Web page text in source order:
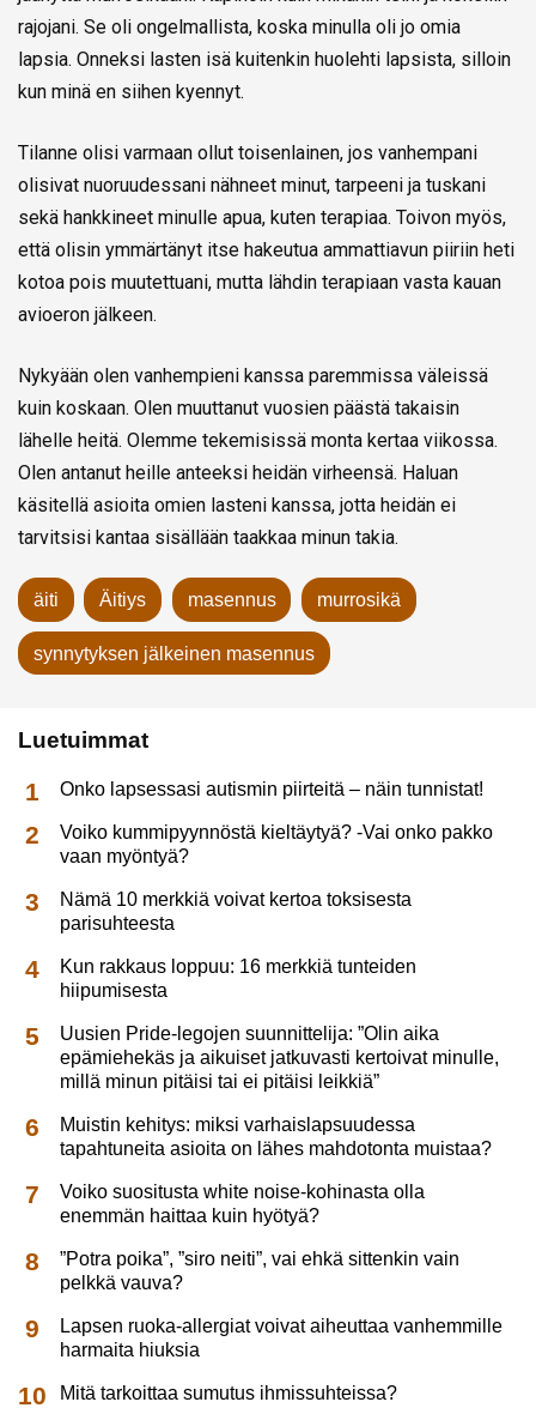
rajojani. Se oli ongelmallista, koska minulla oli jo omia
lapsia. Onneksi lasten isä kuitenkin huolehti lapsista, silloin
kun minä en siihen kyennyt.
Tilanne olisi varmaan ollut toisenlainen, jos vanhempani
olisivat nuoruudessani nähneet minut, tarpeeni ja tuskani
sekä hankkineet minulle apua, kuten terapiaa. Toivon myös,
että olisin ymmärtänyt itse hakeutua ammattiavun piiriin heti
kotoa pois muutettuani, mutta lähdin terapiaan vasta kauan
avioeron jälkeen.
Nykyään olen vanhempieni kanssa paremmissa väleissä
kuin koskaan. Olen muuttanut vuosien päästä takaisin
lähelle heitä. Olemme tekemisissä monta kertaa viikossa.
Olen antanut heille anteeksi heidän virheensä. Haluan
käsitellä asioita omien lasteni kanssa, jotta heidän ei
tarvitsisi kantaa sisällään taakkaa minun takia.
äiti Äitiys masennus murrosikä
synnytyksen jälkeinen masennus
Luetuimmat
Onko lapsessasi autismin piirteitä – näin tunnistat!
Voiko kummipyynnöstä kieltäytyä? -Vai onko pakko
vaan myöntyä?
Nämä 10 merkkiä voivat kertoa toksisesta
parisuhteesta
Kun rakkaus loppuu: 16 merkkiä tunteiden
hiipumisesta
Uusien Pride-legojen suunnittelija: ”Olin aika
epämiehekäs ja aikuiset jatkuvasti kertoivat minulle,
millä minun pitäisi tai ei pitäisi leikkiä”
Muistin kehitys: miksi varhaislapsuudessa
tapahtuneita asioita on lähes mahdotonta muistaa?
Voiko suositusta white noise-kohinasta olla
enemmän haittaa kuin hyötyä?
”Potra poika”, ”siro neiti”, vai ehkä sittenkin vain
pelkkä vauva?
Lapsen ruoka-allergiat voivat aiheuttaa vanhemmille
harmaita hiuksia
Mitä tarkoittaa sumutus ihmissuhteissa?